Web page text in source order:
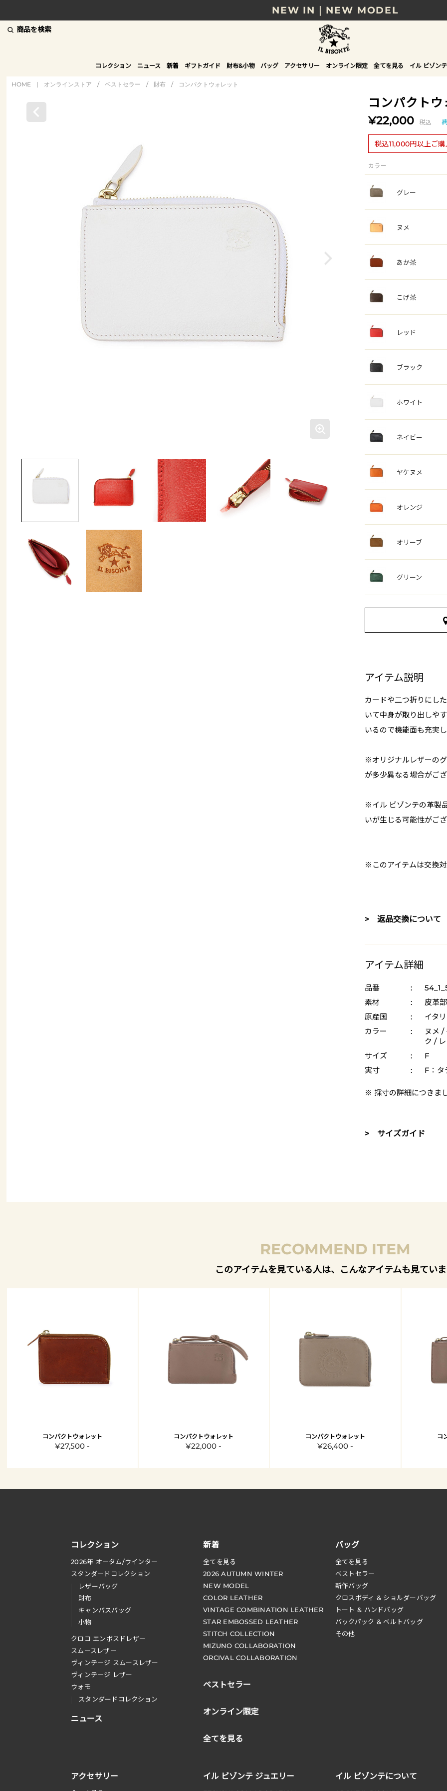
NEW IN｜NEW MODEL
8/17(月)10時まで｜税込11,000円以上で送料無
贈る相手やシーンから選べる、新しいギフトガ
NEW IN｜COLOR LEATHER
商品を検索
コレクション ニュース 新着 ギフトガイド 財布&小物 バッグ アクセサリー オンライン限定 全てを見る イル ビゾン
HOME | オンラインストア / ベストセラー / 財布 / コンパクトウォレット
コンパクト
¥22,000 税込
税込11,000円以上ご
カラー
グレー
ヌメ
あか茶
こげ茶
レッド
ブラック
ホワイト
ネイビー
ヤケヌメ
オレンジ
オリーブ
グリーン
アイテム説明
カードや二つ折りにし
いて中身が取り出しや
いるので機能面も充実
※オリジナルレザーの
が多少異なる場合がご
※イル ビゾンテの革製
いが生じる可能性がご
※このアイテムは交換
> 返品交換について
アイテム詳細
品番 :
素材
:
皮革
原産国
:
イタ
カラー
:
ヌメ /
ク /
サイズ
:
F
実寸
: F：タ
※ 採寸の詳細につきま
> サイズガイド
RECOMMEND ITEM
このアイテムを見ている人は、こんなアイテムも見てい
コンパクトウォレット
¥27,500 -
コンパクトウォレット
¥22,000 -
コンパクトウォレット
¥26,400 -
コ
コレクション
2026年 オータム/ウインター
スタンダードコレクション
レザーバッグ
財布
キャンバスバッグ
小物
クロコ エンボスドレザー
スムースレザー
ヴィンテージ スムースレザー
ヴィンテージ レザー
ウォモ
スタンダードコレクション
ニュース
新着
全てを見る
2026 AUTUMN WINTER
NEW MODEL
COLOR LEATHER
VINTAGE COMBINATION LEATHER
STAR EMBOSSED LEATHER
STITCH COLLECTION
MIZUNO COLLABORATION
ORCIVAL COLLABORATION
ベストセラー
オンライン限定
全てを見る
バッグ
全てを見る
ベストセラー
新作バッグ
クロスボディ & ショルダーバッグ
トート & ハンドバッグ
バックパック & ベルトバッグ
その他
アクセサリー イル ビゾンテ ジュエリー イル ビゾンテについて